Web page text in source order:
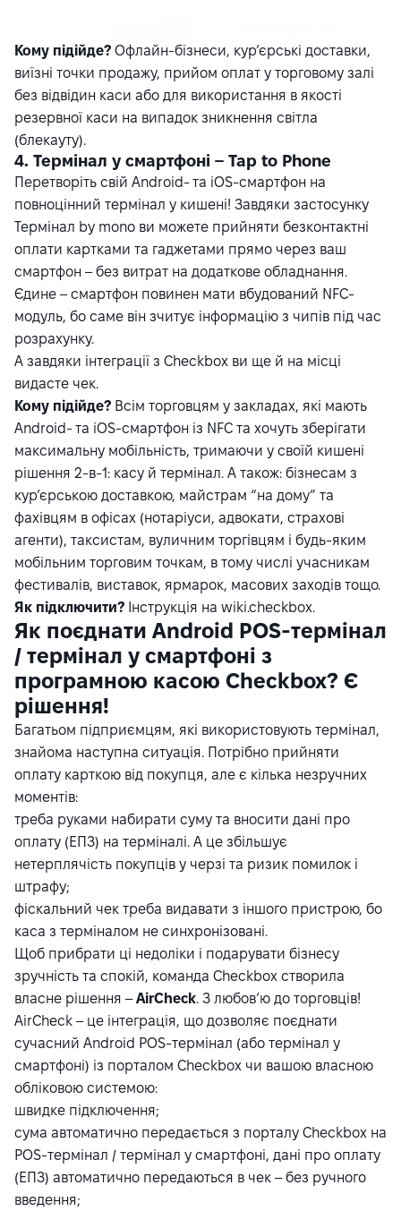
Кому підійде? Офлайн-бізнеси, кур’єрські доставки,
виїзні точки продажу, прийом оплат у торговому залі
без відвідин каси або для використання в якості
резервної каси на випадок зникнення світла
(блекауту).
4. Термінал у смартфоні – Tap to Phone
Перетворіть свій Android- та iOS-смартфон на
повноцінний термінал у кишені! Завдяки застосунку
Термінал by mono ви можете прийняти безконтактні
оплати картками та гаджетами прямо через ваш
смартфон – без витрат на додаткове обладнання.
Єдине – смартфон повинен мати вбудований NFC-
модуль, бо саме він зчитує інформацію з чипів під час
розрахунку.
А завдяки інтеграції з Checkbox ви ще й на місці
видасте чек.
Кому підійде? Всім торговцям у закладах, які мають
Android- та iOS-смартфон із NFC та хочуть зберігати
максимальну мобільність, тримаючи у своїй кишені
рішення 2-в-1: касу й термінал. А також: бізнесам з
кур’єрською доставкою, майстрам “на дому” та
фахівцям в офісах (нотаріуси, адвокати, страхові
агенти), таксистам, вуличним торгівцям і будь-яким
мобільним торговим точкам, в тому числі учасникам
фестивалів, виставок, ярмарок, масових заходів тощо.
Як підключити? Інструкція на wiki.checkbox.
Як поєднати Android POS-термінал
/ термінал у смартфоні з
програмною касою Checkbox? Є
рішення!
Багатьом підприємцям, які використовують термінал,
знайома наступна ситуація. Потрібно прийняти
оплату карткою від покупця, але є кілька незручних
моментів:
треба руками набирати суму та вносити дані про
оплату (ЕПЗ) на терміналі. А це збільшує
нетерплячість покупців у черзі та ризик помилок і
штрафу;
фіскальний чек треба видавати з іншого пристрою, бо
каса з терміналом не синхронізовані.
Щоб прибрати ці недоліки і подарувати бізнесу
зручність та спокій, команда Checkbox створила
власне рішення –AirCheck. З любов’ю до торговців!
AirCheck – це інтеграція, що дозволяє поєднати
сучасний Android POS-термінал (або термінал у
смартфоні) із порталом Checkbox чи вашою власною
обліковою системою:
швидке підключення;
сума автоматично передається з порталу Checkbox на
POS-термінал / термінал у смартфоні, дані про оплату
(ЕПЗ) автоматично передаються в чек – без ручного
введення;